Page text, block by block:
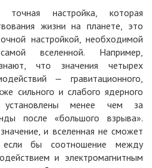
настройка, которая
жизни на планете, это
настройкой, необходимой
вселенной. Например,
что значения четырех
— гравитационного,
сильного и слабого ядерного
установлены менее чем за
после «большого взрыва».
и вселенная не сможет
если бы соотношение между
и электромагнитным